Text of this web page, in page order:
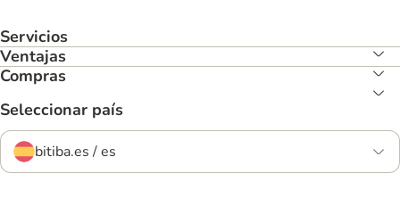
Servicios
Ventajas
Compras
Seleccionar país
bitiba.es / es